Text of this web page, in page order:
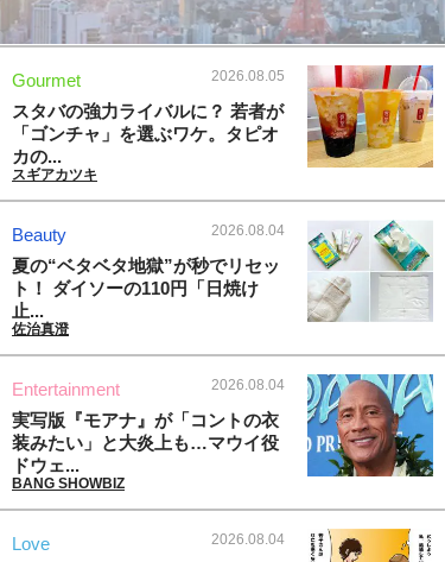
Gourmet 2026.08.05
スタバの強力ライバルに？ 若者が
「ゴンチャ」を選ぶワケ。タピオ
カの...
スギアカツキ
Beauty 2026.08.04
夏の“ベタベタ地獄”が秒でリセッ
ト！ ダイソーの110円「日焼け
止...
佐治真澄
Entertainment 2026.08.04
実写版『モアナ』が「コントの衣
装みたい」と大炎上も…マウイ役
ドウェ...
BANG SHOWBIZ
Love 2026.08.04